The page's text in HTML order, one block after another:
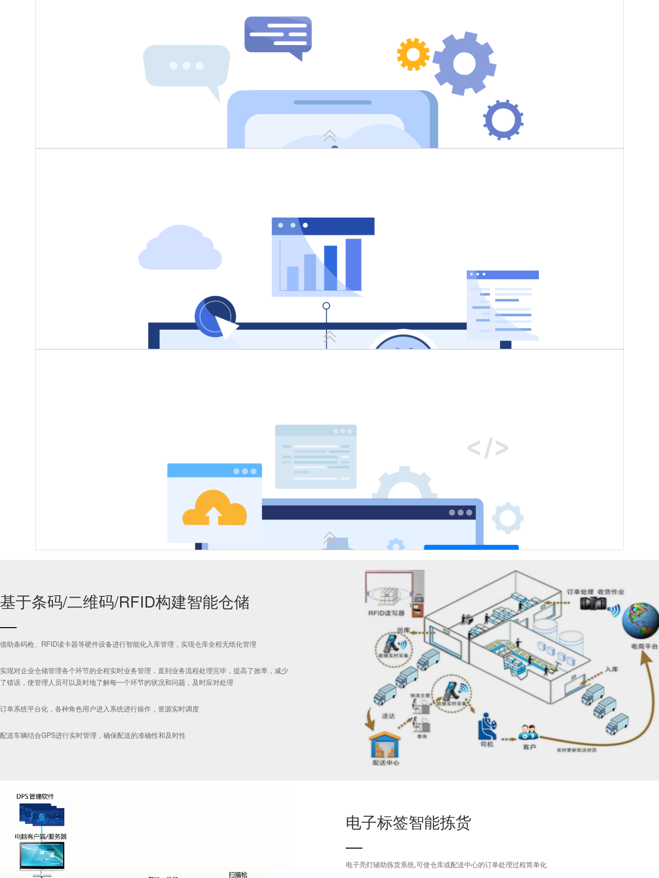
一、 智能分拣与即时指引
原材料库部署RFID标签，自动记录规格、批次、库存位置，与MES系统联动实现自动匹配领用
二、 在制品（WIP）实时调度

电子看板可视化展示在制品位置、加工进度，异常停滞自动报警
三、 原材料与成品的精准化

四、 生产与仓储的数字化协同

集成ERP/MES数据，动态调整物料配送优先级
应急响应机制
紧急订单自动计算缺料情况，生成替代方案
基于条码/二维码/RFID构建智能仓储
借助条码枪、RFID读卡器等硬件设备进行智能化入库管理，实现仓库全程无纸化管理
实现对企业仓储管理各个环节的全程实时业务管理，直到业务流程处理完毕，提高了效率，减少
了错误，使管理人员可以及时地了解每一个环节的状况和问题，及时应对处理
订单系统平台化，各种角色用户进入系统进行操作，资源实时调度
配送车辆结合GPS进行实时管理，确保配送的准确性和及时性
电子标签智能拣货
电子亮灯辅助拣货系统,可使仓库或配送中心的订单处理过程简单化